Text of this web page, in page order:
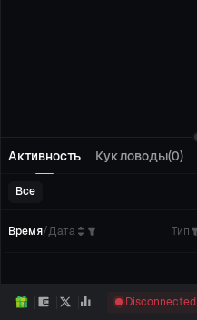
Активность Кукловоды(0)
Все
Время/Дата Тип
Disconnected